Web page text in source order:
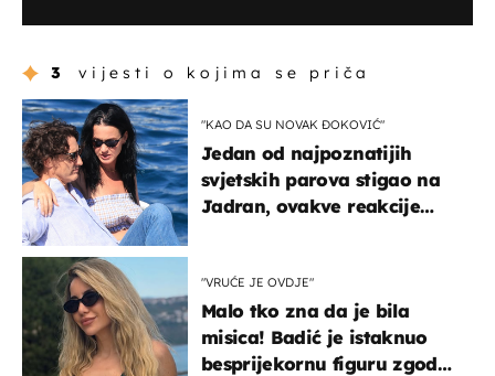
3 vijesti o kojima se priča
"KAO DA SU NOVAK ĐOKOVIĆ"
Jedan od najpoznatijih
svjetskih parova stigao na
Jadran, ovakve reakcije
"VRUĆE JE OVDJE"
Malo tko zna da je bila
misica! Badić je istaknuo
besprijekornu figuru zgodne